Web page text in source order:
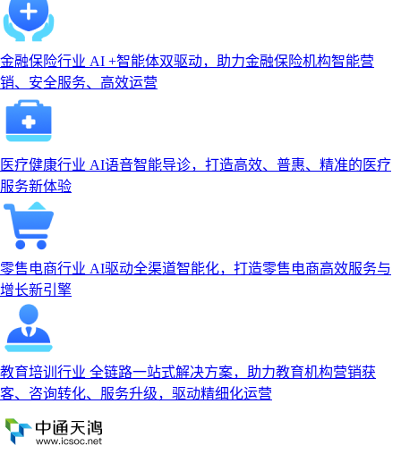
金融保险行业 AI +智能体双驱动，助力金融保险机构智能营
销、安全服务、高效运营
医疗健康行业 AI语音智能导诊，打造高效、普惠、精准的医疗
服务新体验
零售电商行业 AI驱动全渠道智能化，打造零售电商高效服务与
增长新引擎
教育培训行业 全链路一站式解决方案，助力教育机构营销获
客、咨询转化、服务升级，驱动精细化运营